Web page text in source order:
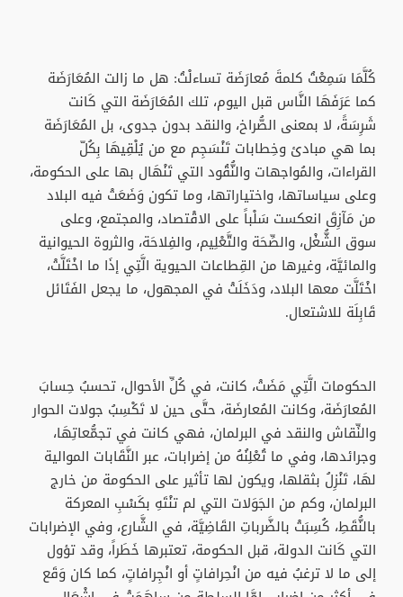
كُلَّمَا سَمِعْتُ كلمةَ مُعارَضَة تساءلْتُ: هل ما زالت المُعَارَضَة
كما عَرَفَهَا النَّاس قبل اليوم، تلك المُعَارَضَة التي كَانت
شَرِسَةً، لا بمعنى الصُّراخ، والنقد بدون جدوى، بل المُعَارَضَة
بما هي مبادئ وخِطابات تَنْسَجِم مع من يُلْقِيهَا بِكُلّ
القراءات، والمُواجهات والنُّقُود التي تَنْهَال بها على الحكومة،
وعلى سياساتها، واختياراتها، وما تكون وَضَعَتْ فيه البلاد
من مَآزِقَ انعكست سَلْباً على الاقْتصاد، والمجتمع، وعلى
سوق الشُّغْل، والصِّحَة والتَّعْلِيم، والفِلاحَة، والثروة الحيوانية
والمائيَّة، وغيرها من القِطاعات الحيوية الَّتِي إذَا ما اخْتَلَّتْ،
اخْتَلَّت معها البلاد، ودَخَلَتْ في المجهول، ما يجعل الفَتَائل
قَابِلَة للاشتعال.
الحكومات الَّتِي مَضَتْ، كانت، في كُلِّ الأحوال، تحسبُ حِسابَ
المُعارَضَة، وكانت المُعارضَة، حتَّى حين لا تَكْسِبُ جولات الحوار
والنِّقاش والنقد في البرلمان، فهي كانت في تجمُّعاتِهَا،
وجرائدها، وفي ما تُعْلِنُهُ من إضرابات، عبر النَّقَابات الموالية
لهَا، تَنْزِلُ بثقلها، ويكون لها تأثير على الحكومة من خارج
البرلمان، وكم من الجَوَلات التي لم تنْتَهِ بكَسْبِ المعركة
بالنُّقَطِ، كُسِبَتْ بالضَّرباتِ القَاضِيَّة، في الشَّارع، وفي الإضرابات
التي كَانت الدولة، قبل الحكومة، تعتبرها خَطَراً، وقد تؤول
إلى ما لا ترغبُ فيه من انْحِرافاتٍ أو انْجِرافاتٍ، كما كان وَقَع